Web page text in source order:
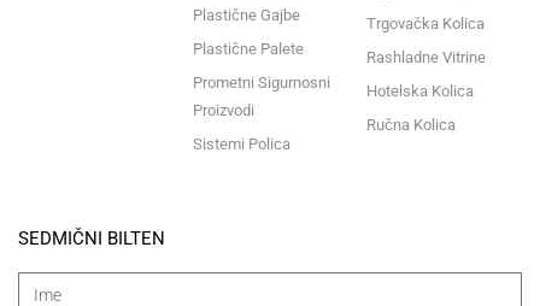
Plastične Gajbe
Plastične Palete
Prometni Sigurnosni
Proizvodi
Sistemi Polica
Trgovačka Kolica
Rashladne Vitrine
Hotelska Kolica
Ručna Kolica
SEDMIČNI BILTEN